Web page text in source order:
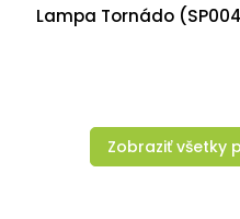
Lampa Tornádo
Zobraziť všetky